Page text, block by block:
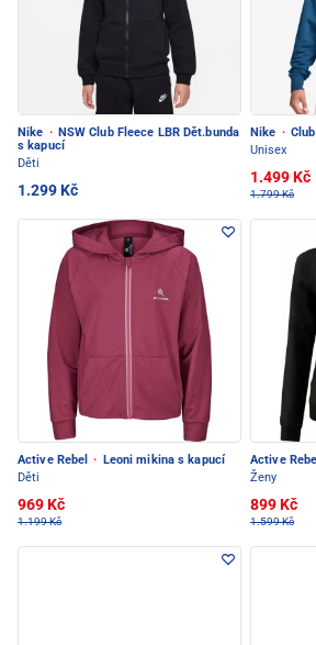
Nike · NSW Club Fleece LBR Dět.bunda
s kapucí
Děti
1.299 Kč
Nike ·
Unisex
1.499 Kč
1.799 Kč
Active Rebel ·
Leoni mikina s kapucí
Děti
969 Kč
1.199 Kč
Active Rebel
Ženy
899 Kč
1.599 Kč